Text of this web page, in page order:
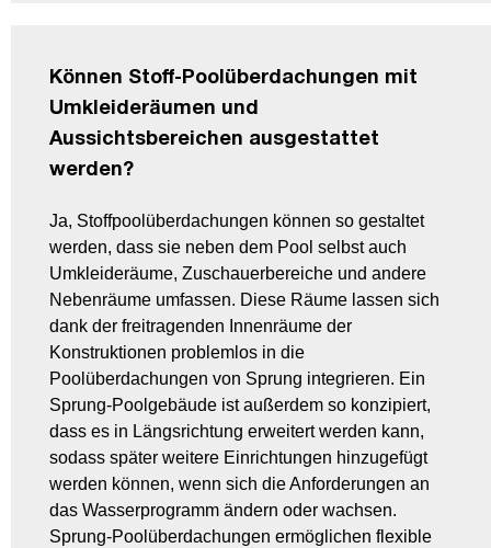
Können Stoff-Poolüberdachungen mit
Umkleideräumen und
Aussichtsbereichen ausgestattet
werden?
Ja, Stoffpoolüberdachungen können so gestaltet
werden, dass sie neben dem Pool selbst auch
Umkleideräume, Zuschauerbereiche und andere
Nebenräume umfassen. Diese Räume lassen sich
dank der freitragenden Innenräume der
Konstruktionen problemlos in die
Poolüberdachungen von Sprung integrieren. Ein
Sprung-Poolgebäude ist außerdem so konzipiert,
dass es in Längsrichtung erweitert werden kann,
sodass später weitere Einrichtungen hinzugefügt
werden können, wenn sich die Anforderungen an
das Wasserprogramm ändern oder wachsen.
Sprung-Poolüberdachungen ermöglichen flexible